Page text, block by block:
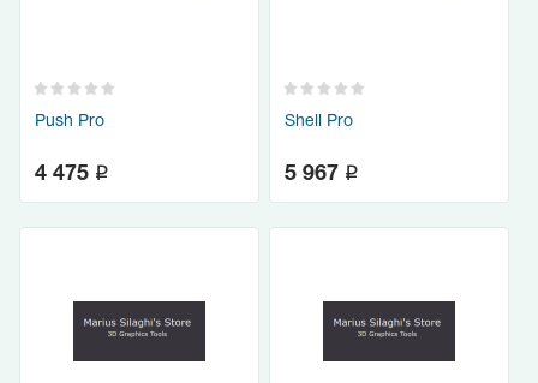
Push Pro
4 475 q
Shell Pro
5 967 q